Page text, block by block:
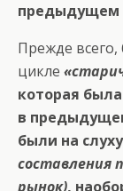
предыдущем
Прежде всего,
цикле
которая
в
были на слуху
составления
рынок),